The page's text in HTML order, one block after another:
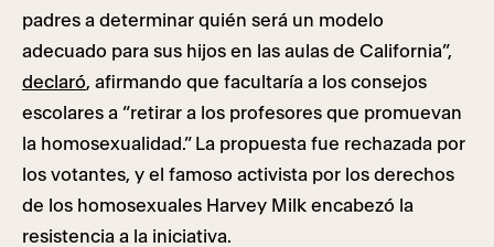
padres a determinar quién será un modelo
adecuado para sus hijos en las aulas de California”,
declaró, afirmando que facultaría a los consejos
escolares a “retirar a los profesores que promuevan
la homosexualidad.” La propuesta fue rechazada por
los votantes, y el famoso activista por los derechos
de los homosexuales Harvey Milk encabezó la
resistencia a la iniciativa.